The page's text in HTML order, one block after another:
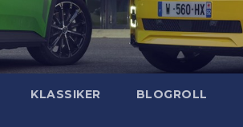
KLASSIKER BLOGROLL